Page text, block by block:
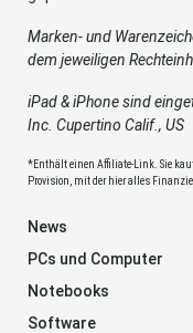
Marken- und
dem jeweiligen
iPad & iPhone sind
Inc. Cupertino Calif., US
*Enthält einen Affiliate-Link. Sie
Provision, mit der hier alles
News
PCs und Computer
Notebooks
Software